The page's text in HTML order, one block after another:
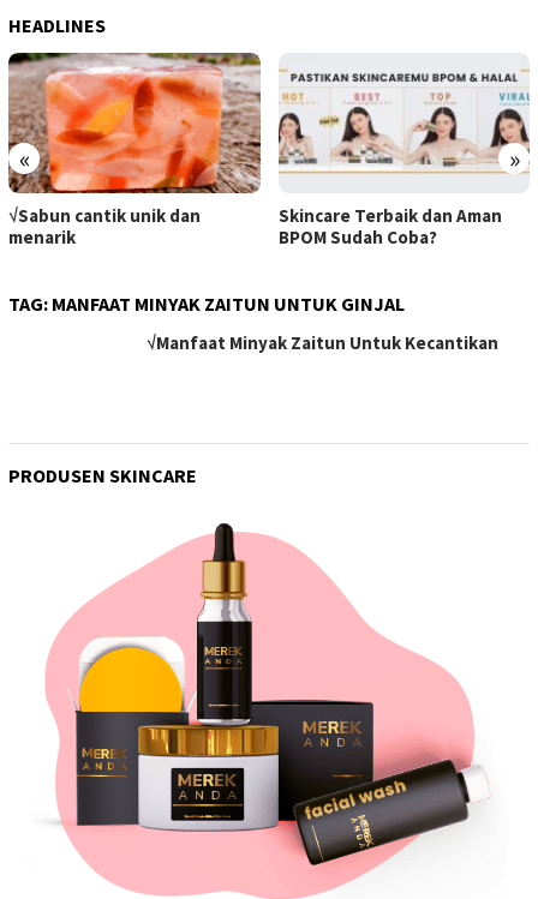
HEADLINES
« »
√Sabun cantik unik dan
menarik
Skincare Terbaik dan Aman
BPOM Sudah Coba?
TAG: MANFAAT MINYAK ZAITUN UNTUK GINJAL
√Manfaat Minyak Zaitun Untuk Kecantikan
PRODUSEN SKINCARE